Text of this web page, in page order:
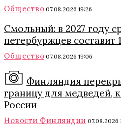
Общество 07.08.2026 19:26
Смольный: в 2027 году
петербуржцев составит
Общество 07.08.2026 19:06
Финляндия
границу для медведей,
России
Новости Финляндии 07.08.2026